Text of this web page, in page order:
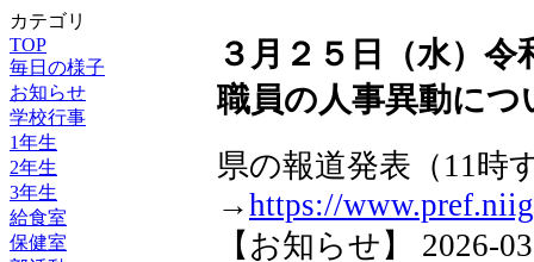
カテゴリ
TOP
毎日の様子
お知らせ
学校行事
1年生
2年生
3年生
給食室
保健室
３月２５日（水）
職員の人事異動につ
県の報道発表（11時
→https://
【お知らせ】 2026-